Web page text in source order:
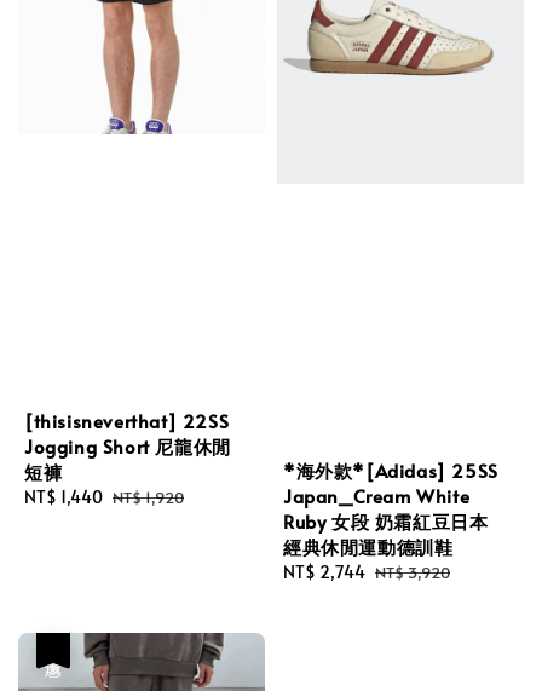
[thisisneverthat] 22SS
Jogging Short 尼龍休閒
短褲
Sale
NT$ 1,440 Regular
NT$ 1,920
*海外款*[Adidas] 25SS
Japan_Cream White
Ruby 女段 奶霜紅豆日本
經典休閒運動德訓鞋
Sale
NT$ 2,744 Regular
NT$ 3,920